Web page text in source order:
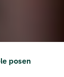
posen